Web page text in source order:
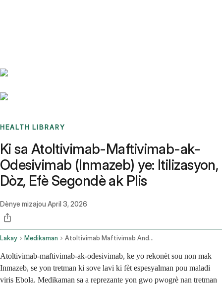
HEALTH LIBRARY
Ki sa Atoltivimab-Maftivimab-ak-
Odesivimab (Inmazeb) ye: Itilizasyon,
Dòz, Efè Segondè ak Plis
Dènye mizajou April 3, 2026
Lakay Medikaman Atoltivimab Maftivimab And Odesivimab Ebgn Intravenous Route
Atoltivimab-maftivimab-ak-odesivimab, ke yo rekonèt sou non mak
Inmazeb, se yon tretman ki sove lavi ki fèt espesyalman pou maladi
viris Ebola. Medikaman sa a reprezante yon gwo pwogrè nan tretman